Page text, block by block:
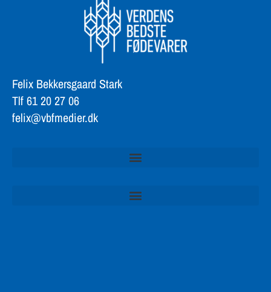
Felix Bekkersgaard Stark
Tlf 61 20 27 06
felix@vbfmedier.dk